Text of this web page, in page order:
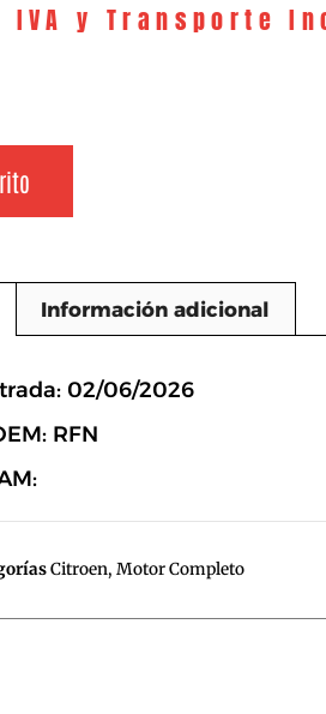
IVA y Transporte
Información adicional
02/06/2026
RFN
Citroen, Motor Completo